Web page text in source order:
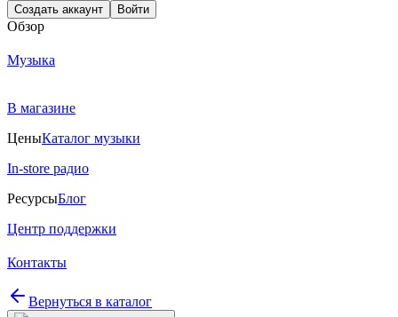
Создать аккаунт Войти
Обзор
Музыка
В магазине
ЦеныКаталог музыки
In-store радио
РесурсыБлог
Центр поддержки
Контакты
Вернуться в каталог